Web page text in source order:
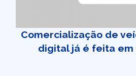
Comercialização de
digital já é feita em